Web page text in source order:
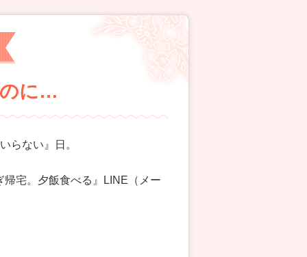
に…
らない』日。
宅。夕飯食べる』LINE（メー